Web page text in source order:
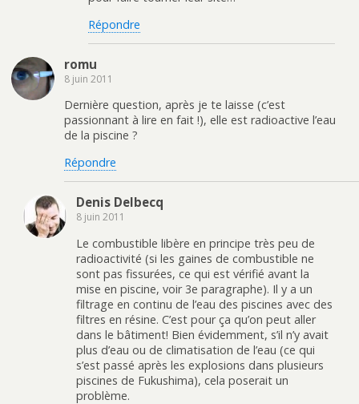
Répondre
romu
8 juin 2011
Dernière question, après je te laisse (c’est
passionnant à lire en fait !), elle est radioactive l’eau
de la piscine ?
Répondre
Denis Delbecq
8 juin 2011
Le combustible libère en principe très peu de
radioactivité (si les gaines de combustible ne
sont pas fissurées, ce qui est vérifié avant la
mise en piscine, voir 3e paragraphe). Il y a un
filtrage en continu de l’eau des piscines avec des
filtres en résine. C’est pour ça qu’on peut aller
dans le bâtiment! Bien évidemment, s’il n’y avait
plus d’eau ou de climatisation de l’eau (ce qui
s’est passé après les explosions dans plusieurs
piscines de Fukushima), cela poserait un
problème.